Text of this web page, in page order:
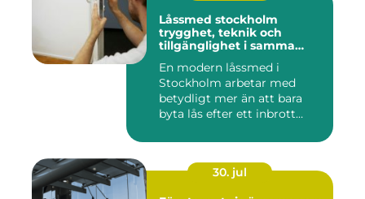
Låssmed stockholm
trygghet, teknik och
tillgänglighet i samma
En modern låssmed i
Stockholm arbetar med
betydligt mer än att bara
byta lås efter ett inbrott
30. jul